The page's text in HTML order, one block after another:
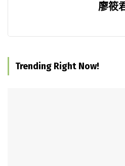
廖筱
Trending Right Now!